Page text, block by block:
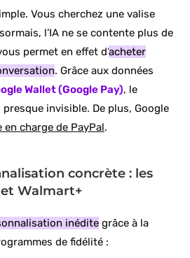
Vous cherchez une valise
l’IA ne se contente plus de
permet en effet d’acheter
. Grâce aux données
Wallet (Google Pay), le
invisible. De plus, Google
en charge de PayPal.
concrète : les
Walmart+
inédite grâce à la
de fidélité :